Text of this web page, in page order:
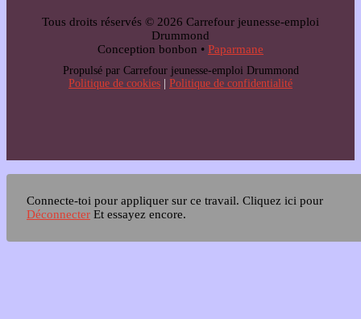
Tous droits réservés © 2026 Carrefour jeunesse-emploi
Drummond
Conception bonbon • Paparmane
Propulsé par Carrefour jeunesse-emploi Drummond
Politique de cookies | Politique de confidentialité
Connecte-toi pour appliquer sur ce travail. Cliquez ici pour
Déconnecter Et essayez encore.